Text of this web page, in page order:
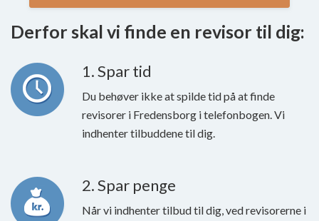
Derfor skal vi finde en revisor til dig:
1. Spar tid
Du behøver ikke at spilde tid på at finde
revisorer i Fredensborg i telefonbogen. Vi
indhenter tilbuddene til dig.
2. Spar penge
Når vi indhenter tilbud til dig, ved revisorerne i